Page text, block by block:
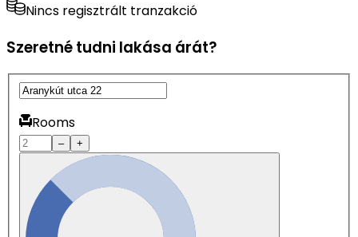
Nincs regisztrált tranzakció
Szeretné tudni lakása árát?
Rooms
– +